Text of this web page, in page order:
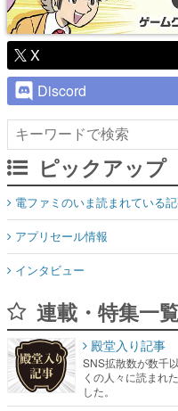
X
Discord
ピックアップ
電ファミのいま読まれている
アプリセール情報
インタビュー
連載・特集一
殿堂入り記事
SNS拡散数が数千
くの人々に読まれ
した。